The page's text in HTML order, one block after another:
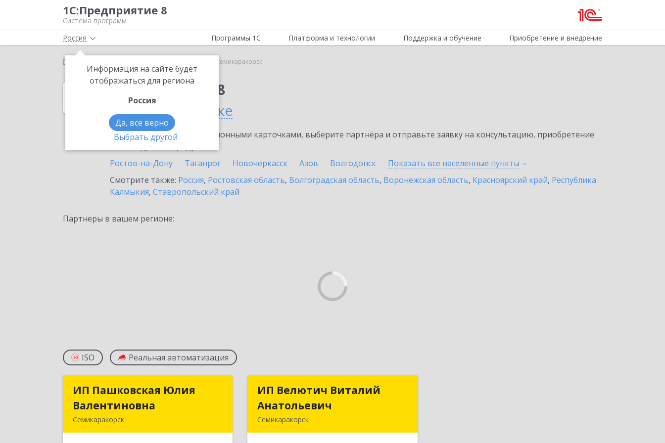
1С:Предприятие 8
Система программ
Россия
Информация на сайте будет
отображаться для региона
Россия
Да, все верно
Выбрать другой
Программы 1С Платформа и технологии Поддержка и обучение Приобретение и внедрение
Главная Семикаракорск
1С:Упрощенка 8
в Семикаракорске
Ознакомьтесь с информационными карточками, выберите партнёра и отправьте заявку на консультацию, приобретение
Ростов-на-Дону
Таганрог Новочеркасск Азов Волгодонск Показать все населенные пункты
Смотрите также: Россия, Ростовская область, Волгоградская область, Воронежская область, Красноярский край, Республика
Калмыкия, Ставропольский край
Партнеры в вашем регионе:
ISO Реальная автоматизация
ИП Пашковская Юлия
Валентиновна
Семикаракорск
ИП Пашковская Юлия
Валентиновна
ИП Велютич Виталий
Анатольевич
Семикаракорск
ИП Велютич Виталий